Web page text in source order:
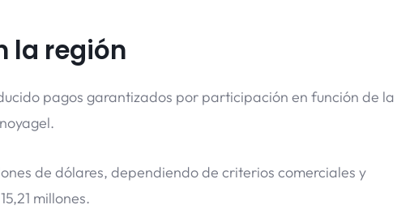
la región
pagos garantizados por participación en función de la
de dólares, dependiendo de criterios comerciales y
millones.